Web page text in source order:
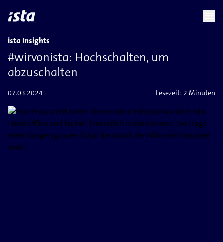
languagechevron_right
ista Insights
#wirvonista: Hochschalten, um
abzuschalten
07.03.2024 Lesezeit: 2 Minuten